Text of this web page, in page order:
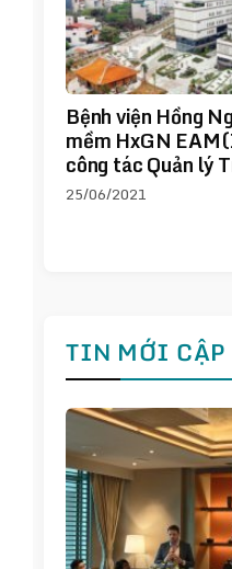
Bệnh viện Hồng
mềm HxGN
công tác Quản lý
25/06/2021
TIN MỚI CẬP